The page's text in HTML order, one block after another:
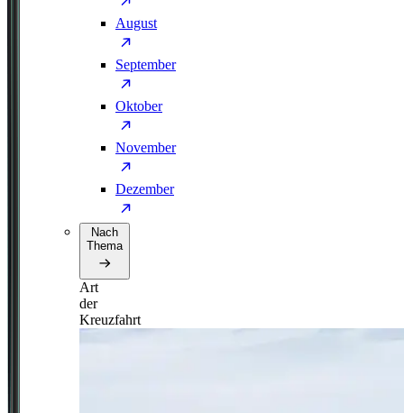
August
September
Oktober
November
Dezember
Nach
Thema
Art
der
Kreuzfahrt